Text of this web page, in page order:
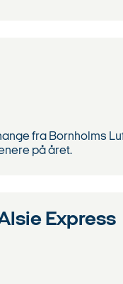
fra Bornholms
på året.
Express